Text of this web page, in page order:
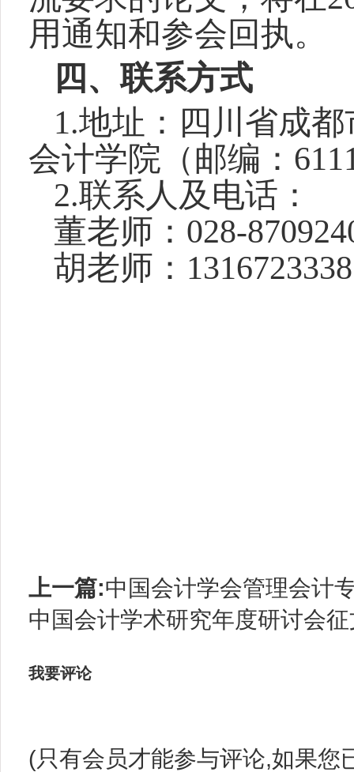
用通知和参会回执。
四、联系方式
1.地址：四川省成
会计学院（邮编：
2.联系人及电话：
董老师：028-
胡老师：
上一篇:中国会计学会管理会计
中国会计学术研究年度研讨会
我要评论
(只有会员才能参与评论,如果您